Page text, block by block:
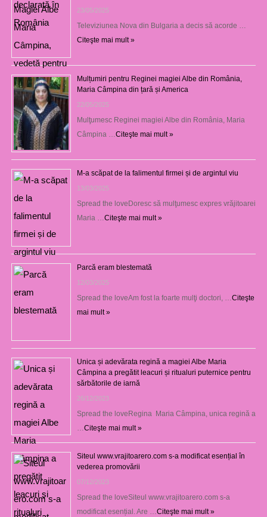
23/05/2025
Televiziunea Nova din Bulgaria a decis să acorde …
Citeşte mai mult »
Mulțumiri pentru Reginei magiei Albe din România,
Maria Câmpina din țară și America
22/05/2025
Mulţumesc Reginei magiei Albe din România, Maria
Câmpina … Citeşte mai mult »
M-a scăpat de la falimentul firmei și de argintul viu
13/03/2025
Spread the loveDoresc să mulţumesc expres vrăjitoarei
Maria … Citeşte mai mult »
Parcă eram blestemată
12/03/2025
Spread the loveAm fost la foarte mulţi doctori, … Citeşte
mai mult »
Unica și adevărata regină a magiei Albe Maria
Câmpina a pregătit leacuri și ritualuri puternice pentru
sărbătorile de iarnă
26/12/2023
Spread the loveRegina Maria Câmpina, unica regină a
Citeşte mai mult »
Siteul www.vrajitoarero.com s-a modificat esențial în
vederea promovării
07/12/2023
Spread the loveSiteul www.vrajitoarero.com s-a
modificat esențial. Are … Citeşte mai mult »